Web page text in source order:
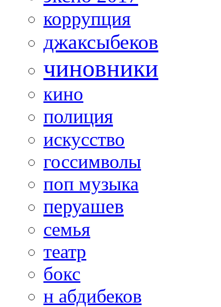
коррупция
джаксыбеков
чиновники
кино
полиция
искусство
госсимволы
поп музыка
перуашев
семья
театр
бокс
н абдибеков